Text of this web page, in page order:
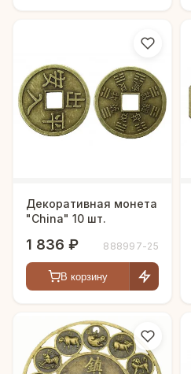
Декоративная монета
"China" 10 шт.
1 836 ₽ 888997-25
В корзину